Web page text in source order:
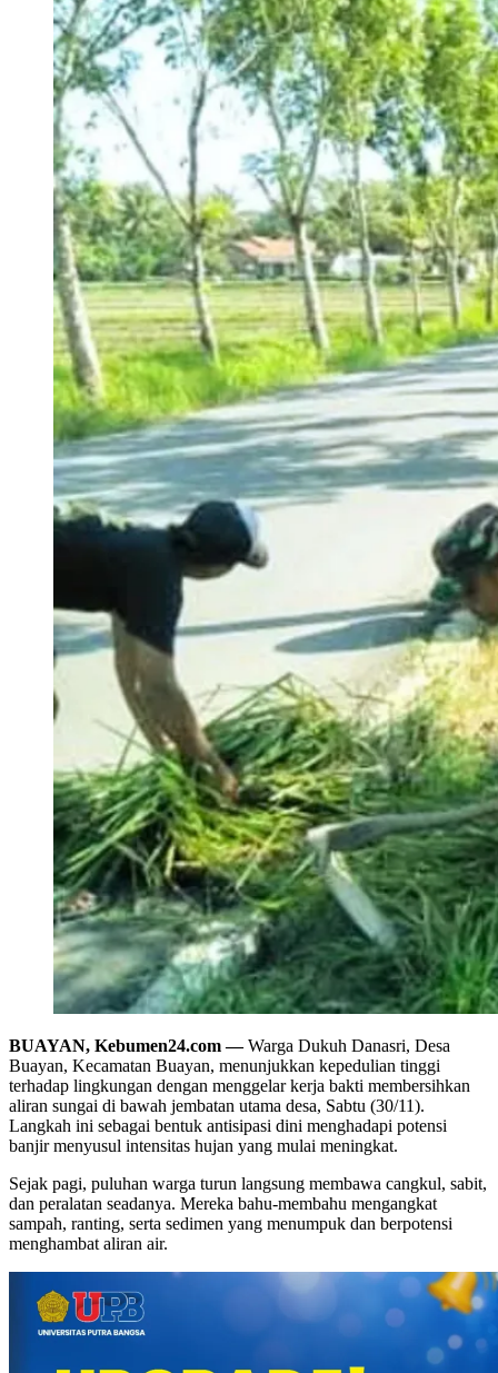
BUAYAN, Kebumen24.com —Warga Dukuh Danasri, Desa
Buayan, Kecamatan Buayan, menunjukkan kepedulian tinggi
terhadap lingkungan dengan menggelar kerja bakti membersihkan
aliran sungai di bawah jembatan utama desa, Sabtu (30/11).
Langkah ini sebagai bentuk antisipasi dini menghadapi potensi
banjir menyusul intensitas hujan yang mulai meningkat.
Sejak pagi, puluhan warga turun langsung membawa cangkul, sabit,
dan peralatan seadanya. Mereka bahu-membahu mengangkat
sampah, ranting, serta sedimen yang menumpuk dan berpotensi
menghambat aliran air.